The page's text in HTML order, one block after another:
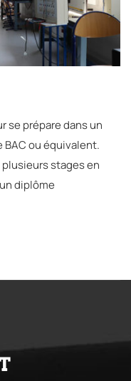
se prépare dans un
BAC ou équivalent.
stages en
diplôme